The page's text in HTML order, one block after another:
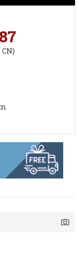
và chính xác.
chuyển đổi giá trị